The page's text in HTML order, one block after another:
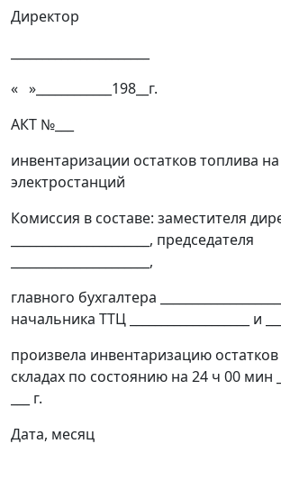
Директор
« »____________198__г.
АКТ №___
инвентаризации остатков топлива на
электростанций
Комиссия в составе: заместителя
______________________, председателя
______________________,
главного бухгалтера
начальника ТТЦ ___________________ и
произвела инвентаризацию
складах по состоянию на 24 ч 00 мин
___ г.
Дата, месяц